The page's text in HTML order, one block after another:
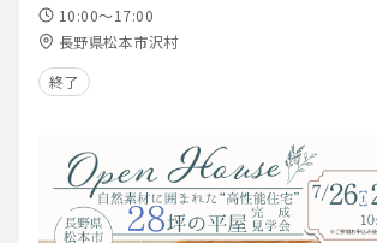
10:00～17:00
長野県松本市沢村
終了